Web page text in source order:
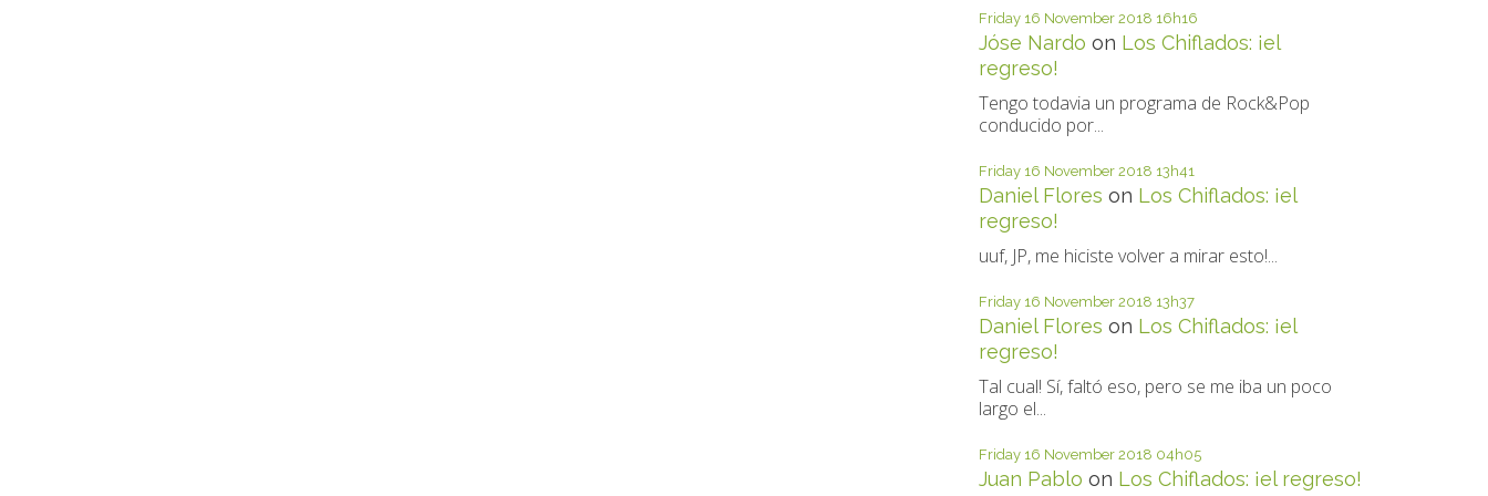
Friday 16 November 2018 16h16
Jóse Nardo on Los Chiflados: ¡el
regreso!
Tengo todavia un programa de Rock&Pop
conducido por...
Friday 16 November 2018 13h41
Daniel Flores on Los Chiflados: ¡el
regreso!
uuf, JP, me hiciste volver a mirar esto!...
Friday 16 November 2018 13h37
Daniel Flores on Los Chiflados: ¡el
regreso!
Tal cual! Sí, faltó eso, pero se me iba un poco
largo el...
Friday 16 November 2018 04h05
Juan Pablo on Los Chiflados: ¡el regreso!